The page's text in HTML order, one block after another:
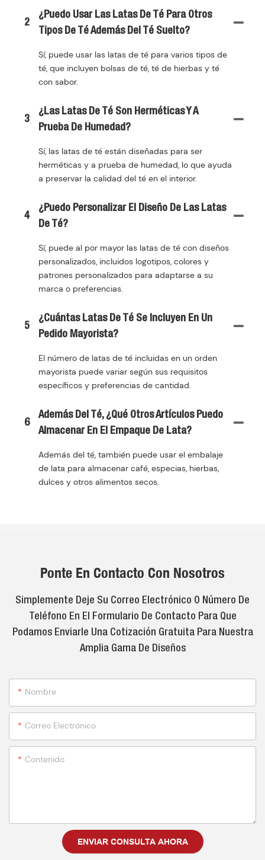
2
¿Puedo Usar Las Latas De Té Para Otros
Tipos De Té Además Del Té Suelto?
Sí, puede usar las latas de té para varios tipos de
té, que incluyen bolsas de té, té de hierbas y té
con sabor.
3
¿Las Latas De Té Son Herméticas Y A
Prueba De Humedad?
Sí, las latas de té están diseñadas para ser
herméticas y a prueba de humedad, lo que ayuda
a preservar la calidad del té en el interior.
4
¿Puedo Personalizar El Diseño De Las Latas
De Té?
Sí, puede al por mayor las latas de té con diseños
personalizados, incluidos logotipos, colores y
patrones personalizados para adaptarse a su
marca o preferencias.
5
¿Cuántas Latas De Té Se Incluyen En Un
Pedido Mayorista?
El número de latas de té incluidas en un orden
mayorista puede variar según sus requisitos
específicos y preferencias de cantidad.
6
Además Del Té, ¿qué Otros Artículos Puedo
Almacenar En El Empaque De Lata?
Además del té, también puede usar el embalaje
de lata para almacenar café, especias, hierbas,
dulces y otros alimentos secos.
Ponte En Contacto Con Nosotros
Simplemente Deje Su Correo Electrónico O Número De
Teléfono En El Formulario De Contacto Para Que
Podamos Enviarle Una Cotización Gratuita Para Nuestra
Amplia Gama De Diseños
Nombre
Correo Electrónico
Contenido
ENVIAR CONSULTA AHORA